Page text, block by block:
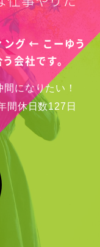
ング ← こーゆう
う会社です。
になりたい！
間休日数127日